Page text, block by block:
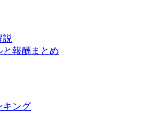
説
と報酬まとめ
キング